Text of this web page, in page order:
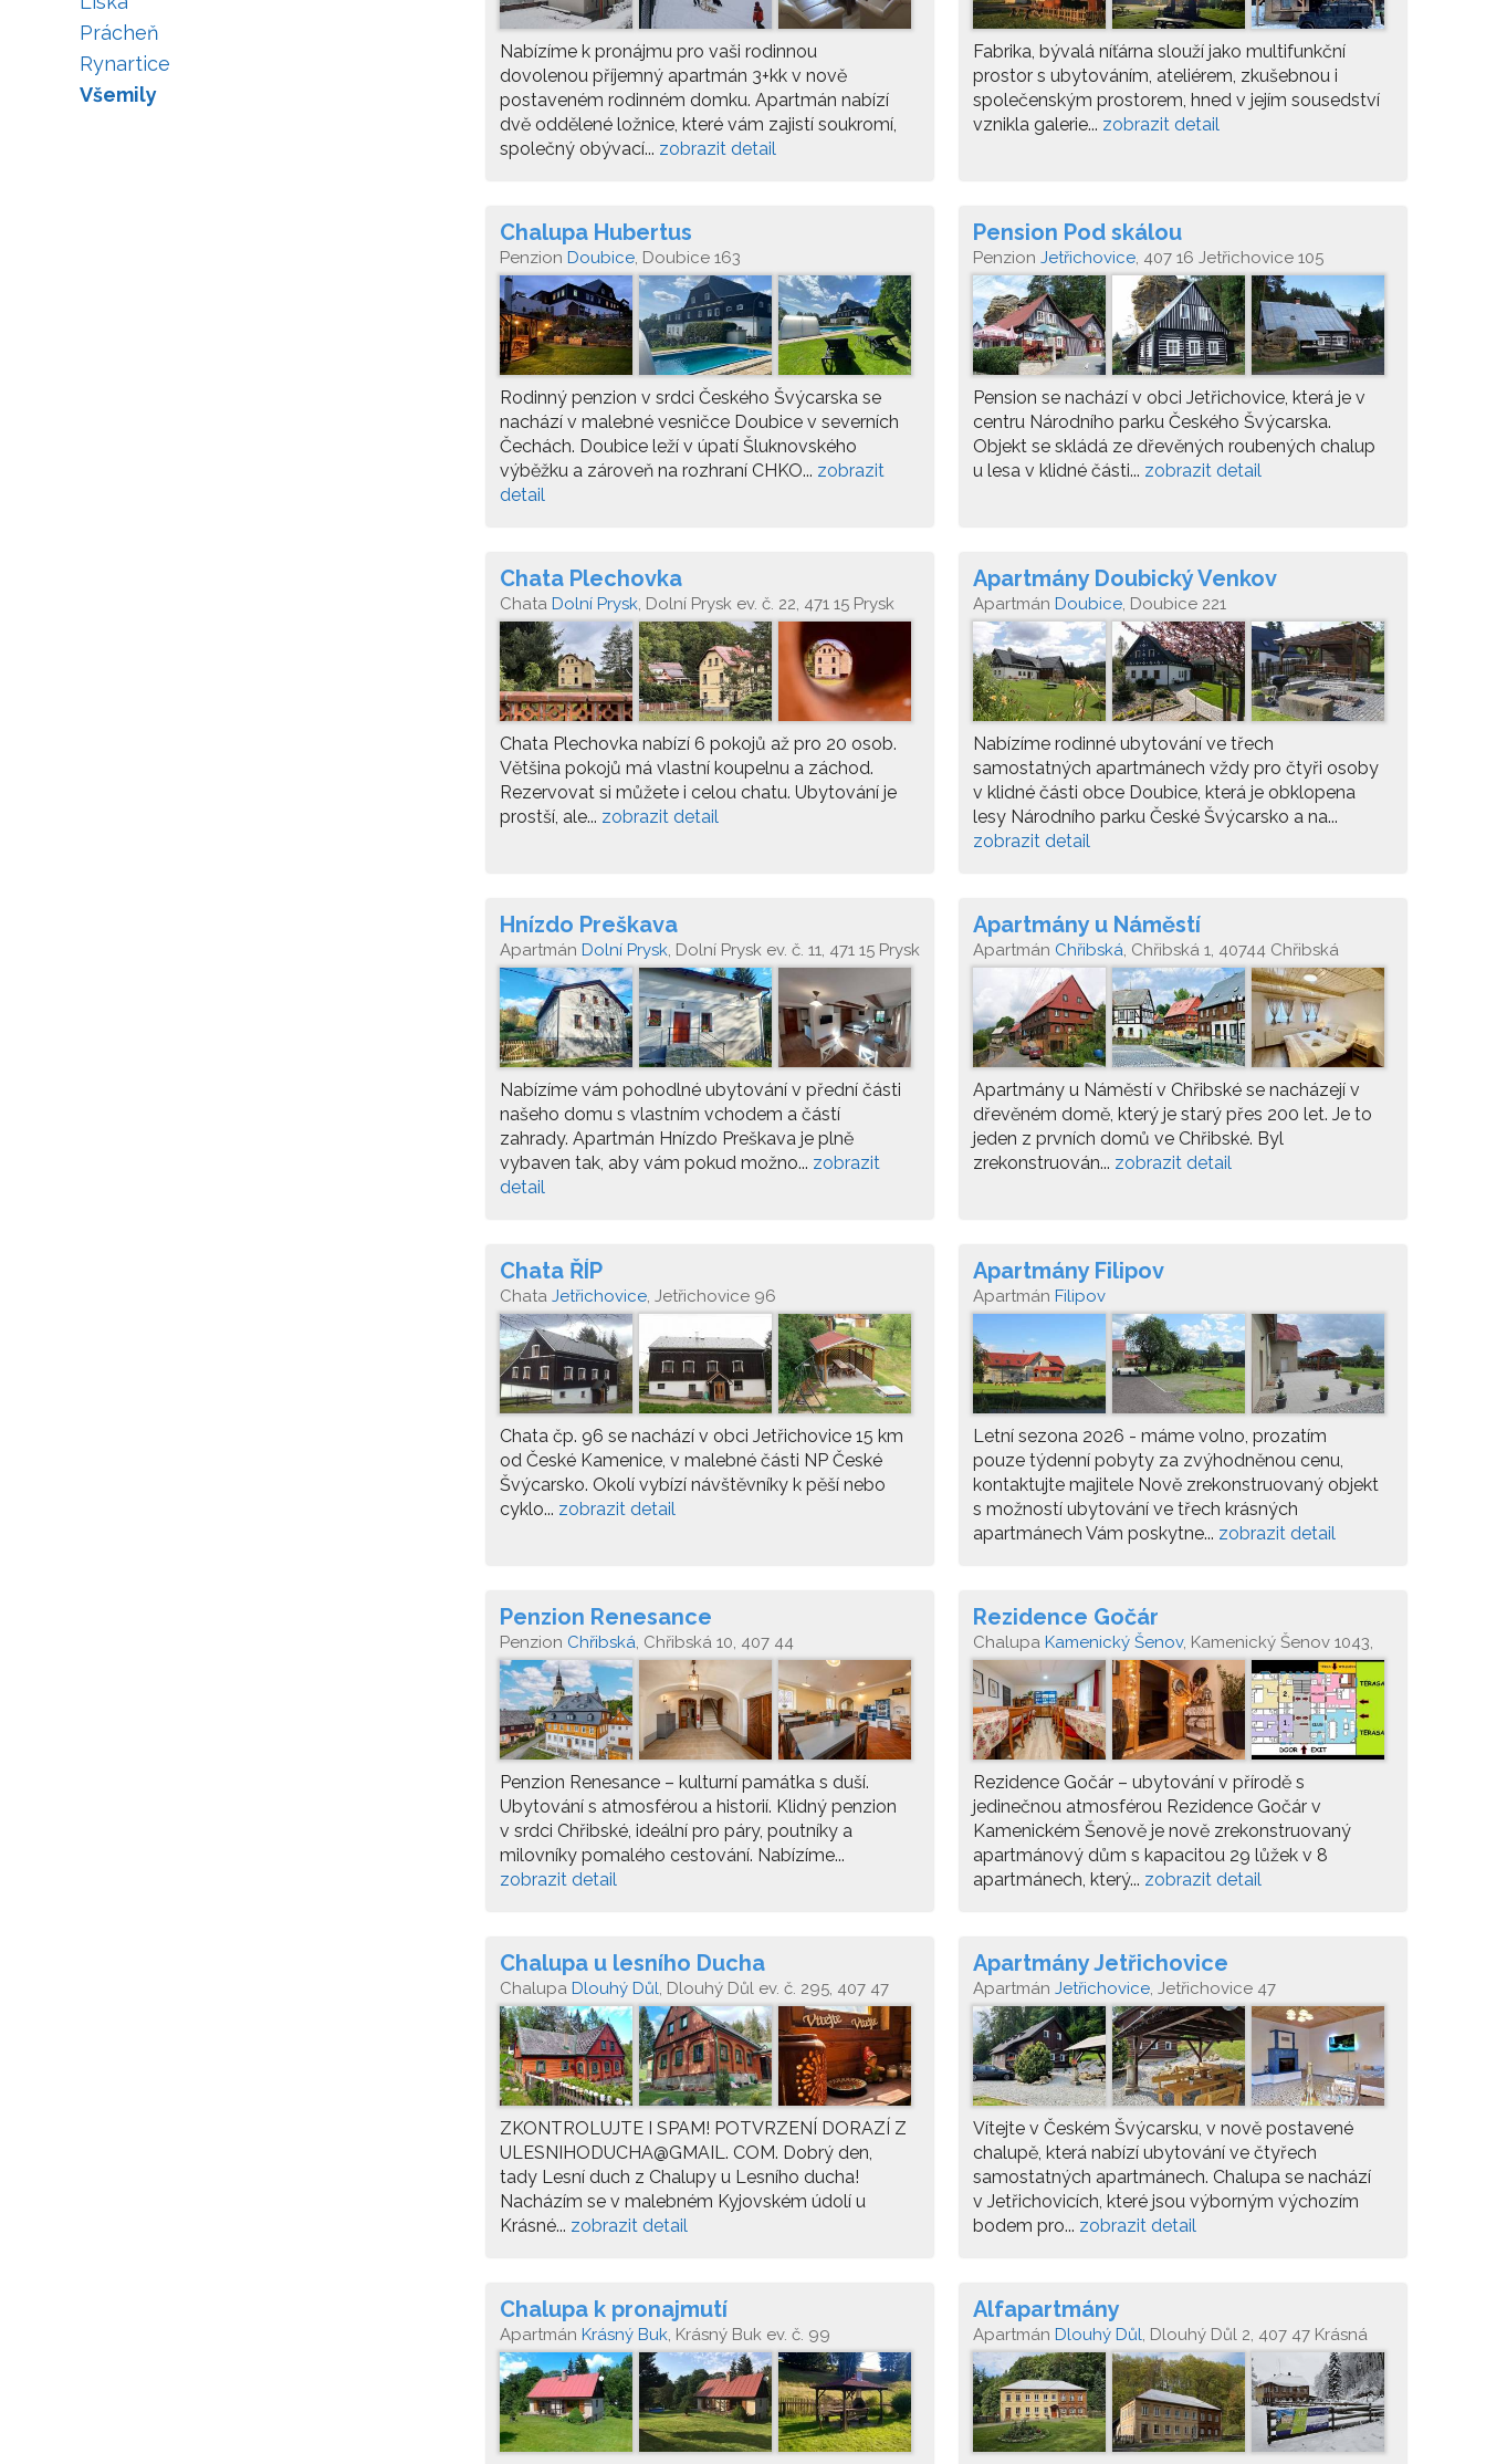
Nabízíme k pronájmu pro vaši rodinnou
dovolenou příjemný apartmán 3+kk v nově
postaveném rodinném domku. Apartmán nabízí
dvě oddělené ložnice, které vám zajistí soukromí,
společný obývací... zobrazit detail
Fabrika, bývalá níťárna slouží jako multifunkční
prostor s ubytováním, ateliérem, zkušebnou i
společenským prostorem, hned v jejím sousedství
vznikla galerie... zobrazit detail
Chalupa Hubertus
Penzion Doubice, Doubice 163
Rodinný penzion v srdci Českého Švýcarska se
nachází v malebné vesničce Doubice v severních
Čechách. Doubice leží v úpatí Šluknovského
výběžku a zároveň na rozhraní CHKO... zobrazit
detail
Pension Pod skálou
Penzion Jetřichovice, 407 16 Jetřichovice 105
Pension se nachází v obci Jetřichovice, která je v
centru Národního parku Českého Švýcarska.
Objekt se skládá ze dřevěných roubených chalup
u lesa v klidné části... zobrazit detail
Chata Plechovka
Chata Dolní Prysk, Dolní Prysk ev. č. 22, 471 15 Prysk
Chata Plechovka nabízí 6 pokojů až pro 20 osob.
Většina pokojů má vlastní koupelnu a záchod.
Rezervovat si můžete i celou chatu. Ubytování je
prostší, ale... zobrazit detail
Apartmány Doubický Venkov
Apartmán Doubice, Doubice 221
Nabízíme rodinné ubytování ve třech
samostatných apartmánech vždy pro čtyři osoby
v klidné části obce Doubice, která je obklopena
lesy Národního parku České Švýcarsko a na...
zobrazit detail
Hnízdo Preškava
Apartmán Dolní Prysk, Dolní Prysk ev. č. 11, 471 15 Prysk
Nabízíme vám pohodlné ubytování v přední části
našeho domu s vlastním vchodem a částí
zahrady. Apartmán Hnízdo Preškava je plně
vybaven tak, aby vám pokud možno... zobrazit
detail
Apartmány u Náměstí
Apartmán Chřibská, Chřibská 1, 40744 Chřibská
Apartmány u Náměstí v Chřibské se nacházejí v
dřevěném domě, který je starý přes 200 let. Je to
jeden z prvních domů ve Chřibské. Byl
zrekonstruován... zobrazit detail
Chata ŘÍP
Chata Jetřichovice, Jetřichovice 96
Chata čp. 96 se nachází v obci Jetřichovice 15 km
od České Kamenice, v malebné části NP České
Švýcarsko. Okolí vybízí návštěvníky k pěší nebo
cyklo... zobrazit detail
Apartmány Filipov
Apartmán Filipov
Letní sezona 2026 - máme volno, prozatím
pouze týdenní pobyty za zvýhodněnou cenu,
kontaktujte majitele Nově zrekonstruovaný objekt
s možností ubytování ve třech krásných
apartmánech Vám poskytne... zobrazit detail
Penzion Renesance
Penzion Chřibská, Chřibská 10, 407 44
Penzion Renesance – kulturní památka s duší.
Ubytování s atmosférou a historií. Klidný penzion
v srdci Chřibské, ideální pro páry, poutníky a
milovníky pomalého cestování. Nabízíme...
zobrazit detail
Rezidence Gočár
Chalupa Kamenický Šenov, Kamenický Šenov 1043,
471 14
Rezidence Gočár – ubytování v přírodě s
jedinečnou atmosférou Rezidence Gočár v
Kamenickém Šenově je nově zrekonstruovaný
apartmánový dům s kapacitou 29 lůžek v 8
apartmánech, který... zobrazit detail
Chalupa u lesního Ducha
Chalupa Dlouhý Důl, Dlouhý Důl ev. č. 295, 407 47
Krásná Lípa
ZKONTROLUJTE I SPAM! POTVRZENÍ DORAZÍ Z
ULESNIHODUCHA@GMAIL. COM. Dobrý den,
tady Lesní duch z Chalupy u Lesního ducha!
Nacházím se v malebném Kyjovském údolí u
Krásné... zobrazit detail
Apartmány Jetřichovice
Apartmán Jetřichovice, Jetřichovice 47
Vítejte v Českém Švýcarsku, v nově postavené
chalupě, která nabízí ubytování ve čtyřech
samostatných apartmánech. Chalupa se nachází
v Jetřichovicích, které jsou výborným výchozím
bodem pro... zobrazit detail
Chalupa k pronajmutí
Apartmán Krásný Buk, Krásný Buk ev. č. 99
Alfapartmány
Apartmán Dlouhý Důl, Dlouhý Důl 2, 407 47 Krásná
Lípa
Prácheň
Rynartice
Všemily